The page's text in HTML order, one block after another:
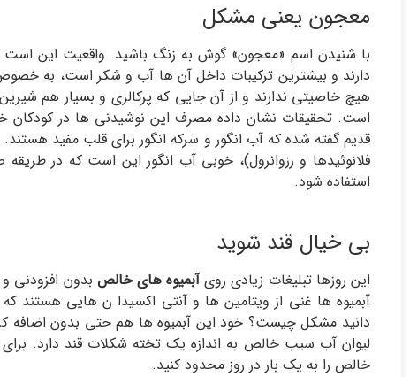
معجون یعنی مشکل
با شنیدن اسم «معجون» گوش به زنگ باشید. واقعیت این است
دارند و بیشترین ترکیبات داخل آن ها آب و شکر است، به
هیچ خاصیتی ندارند و از آن جایی که پرکالری و بسیار هم
است. تحقیقات نشان داده مصرف این نوشیدنی ها در کودکان
قدیم گفته شده که آب انگور و سرکه انگور برای قلب مفید
فلانوئیدها و رزوانرول)، خوبی آب انگور این است که در
استفاده شود.
بی خیال قند شوید
این روزها تبلیغات زیادی رویآبمیوه های خالص بدون افزودنی
آبمیوه ها غنی از ویتامین ها و آنتی اکسیدا ن هایی هستند
دانید مشکل چیست؟ خود این آبمیوه ها هم حتی بدون اضافه
لیوان آب سیب خالص به اندازه یک تخته شکلات قند دارد.
خالص را به یک بار در روز محدود کنید.